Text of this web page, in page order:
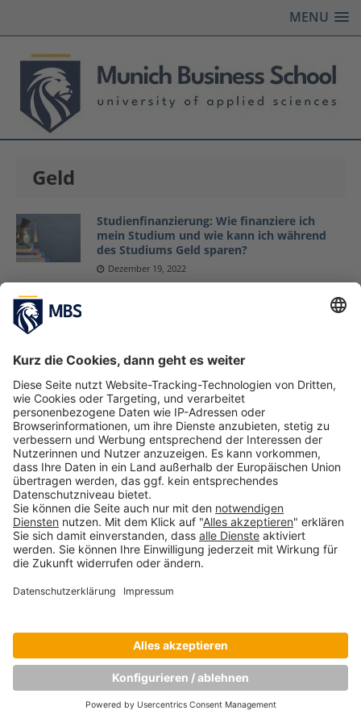
MENU
Geld
Studienfinanzierung: Wie finanziere ich
mein Studium und wie kann ich während
des Studiums Geld sparen?
Dezember 19, 2022
Prof. Dr. Wolfgang Zirus März 27, 2018
Copyright © Munich Business School